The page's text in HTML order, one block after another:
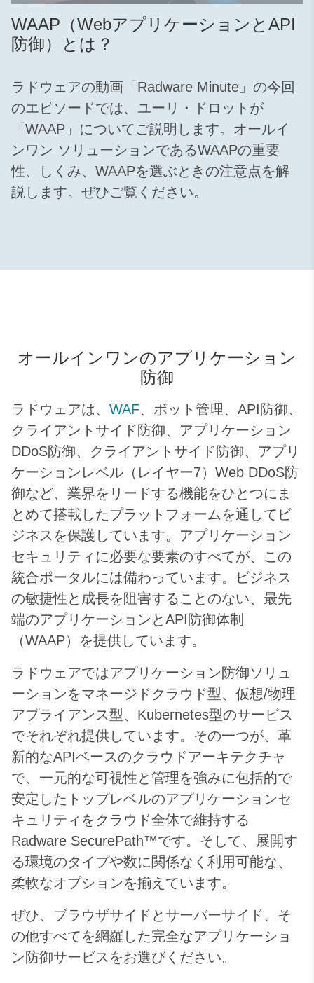
WAAP（WebアプリケーションとAPI
防御）とは？
ラドウェアの動画「Radware Minute」の今回
のエピソードでは、ユーリ・ドロットが
「WAAP」についてご説明します。オールイ
ンワン ソリューションであるWAAPの重要
性、しくみ、WAAPを選ぶときの注意点を解
説します。ぜひご覧ください。
オールインワンのアプリケーション
防御
ラドウェアは、 WAF、ボット管理、API防御、
クライアントサイド防御、アプリケーション
DDoS防御、クライアントサイド防御、アプリ
ケーションレベル（レイヤー7）Web DDoS防
御など、業界をリードする機能をひとつにま
とめて搭載したプラットフォームを通してビ
ジネスを保護しています。アプリケーション
セキュリティに必要な要素のすべてが、この
統合ポータルには備わっています。ビジネス
の敏捷性と成長を阻害することのない、最先
端のアプリケーションとAPI防御体制
（WAAP）を提供しています。
ラドウェアではアプリケーション防御ソリュ
ーションをマネージドクラウド型、仮想/物理
アプライアンス型、Kubernetes型のサービス
でそれぞれ提供しています。その一つが、革
新的なAPIベースのクラウドアーキテクチャ
で、一元的な可視性と管理を強みに包括的で
安定したトップレベルのアプリケーションセ
キュリティをクラウド全体で維持する
Radware SecurePath™です。そして、展開す
る環境のタイプや数に関係なく利用可能な、
柔軟なオプションを揃えています。​​​​​​​
ぜひ、ブラウザサイドとサーバーサイド、そ
の他すべてを網羅した完全なアプリケーショ
ン防御サービスをお選びください。